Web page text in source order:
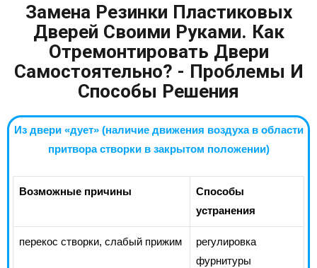
Замена Резинки Пластиковых
Дверей Своими Руками. Как
Отремонтировать Двери
Самостоятельно? - Проблемы И
Способы Решения
Из двери «дует» (наличие движения воздуха в области
притвора створки в закрытом положении)
Возможные причины
Способы
устранения
перекос створки, слабый прижим
регулировка
фурнитуры